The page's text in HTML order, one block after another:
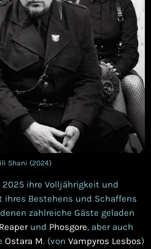
Shani (2024)
ihre Volljährigkeit und
ihres Bestehens und Schaffens
zahlreiche Gäste geladen
Reaperund Phosgore, aber auch
Ostara M. (von Vampyros Lesbos)